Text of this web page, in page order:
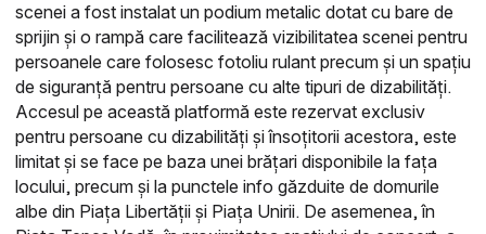
scenei a fost instalat un podium metalic dotat cu bare de
sprijin și o rampă care facilitează vizibilitatea scenei pentru
persoanele care folosesc fotoliu rulant precum și un spațiu
de siguranță pentru persoane cu alte tipuri de dizabilități.
Accesul pe această platformă este rezervat exclusiv
pentru persoane cu dizabilități și însoțitorii acestora, este
limitat și se face pe baza unei brățari disponibile la fața
locului, precum și la punctele info găzduite de domurile
albe din Piața Libertății și Piața Unirii. De asemenea, în